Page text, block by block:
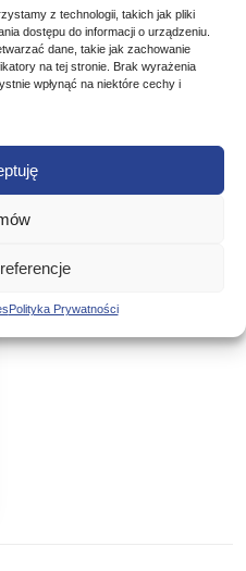
z technologii, takich jak pliki
dostępu do informacji o urządzeniu.
dane, takie jak zachowanie
na tej stronie. Brak wyrażenia
wpłynąć na niektóre cechy i
Polityka Prywatności